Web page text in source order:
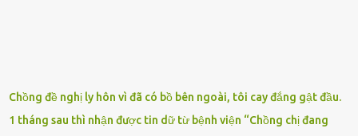
Chồng đề nghị ly hôn vì đã có bồ bên ngoài, tôi cay đắng gật đầu.
1 tháng sau thì nhận được tin dữ từ bệnh viện “Chồng chị đang